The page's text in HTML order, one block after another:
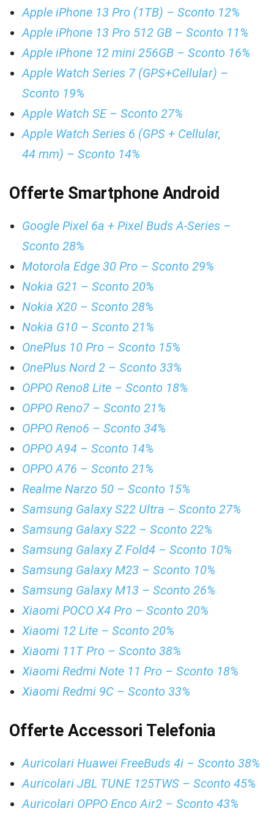
Apple iPhone 13 Pro (1TB) – Sconto 12%
Apple iPhone 13 Pro 512 GB – Sconto 11%
Apple iPhone 12 mini 256GB – Sconto 16%
Apple Watch Series 7 (GPS+Cellular) –
Sconto 19%
Apple Watch SE – Sconto 27%
Apple Watch Series 6 (GPS + Cellular,
44 mm) – Sconto 14%
Offerte Smartphone Android
Google Pixel 6a + Pixel Buds A-Series –
Sconto 28%
Motorola Edge 30 Pro – Sconto 29%
Nokia G21 – Sconto 20%
Nokia X20 – Sconto 28%
Nokia G10 – Sconto 21%
OnePlus 10 Pro – Sconto 15%
OnePlus Nord 2 – Sconto 33%
OPPO Reno8 Lite – Sconto 18%
OPPO Reno7 – Sconto 21%
OPPO Reno6 – Sconto 34%
OPPO A94 – Sconto 14%
OPPO A76 – Sconto 21%
Realme Narzo 50 – Sconto 15%
Samsung Galaxy S22 Ultra – Sconto 27%
Samsung Galaxy S22 – Sconto 22%
Samsung Galaxy Z Fold4 – Sconto 10%
Samsung Galaxy M23 – Sconto 10%
Samsung Galaxy M13 – Sconto 26%
Xiaomi POCO X4 Pro – Sconto 20%
Xiaomi 12 Lite – Sconto 20%
Xiaomi 11T Pro – Sconto 38%
Xiaomi Redmi Note 11 Pro – Sconto 18%
Xiaomi Redmi 9C – Sconto 33%
Offerte Accessori Telefonia
Auricolari Huawei FreeBuds 4i – Sconto 38%
Auricolari JBL TUNE 125TWS – Sconto 45%
Auricolari OPPO Enco Air2 – Sconto 43%